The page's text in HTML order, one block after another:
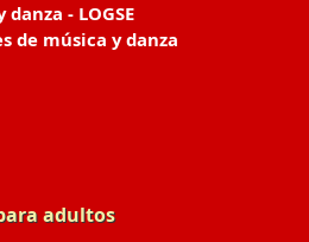
- LOGSE
de música y danza
adultos